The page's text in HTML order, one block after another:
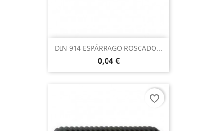
DIN 914 ESPÁRRAGO ROSCADO...
0,04 €
favorite_border